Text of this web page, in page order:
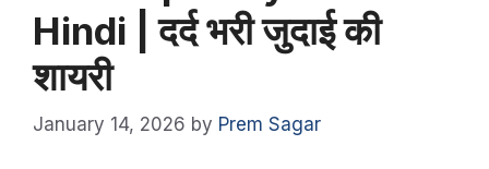
Hindi | दर्द भरी जुदाई की
शायरी
January 14, 2026 by Prem Sagar